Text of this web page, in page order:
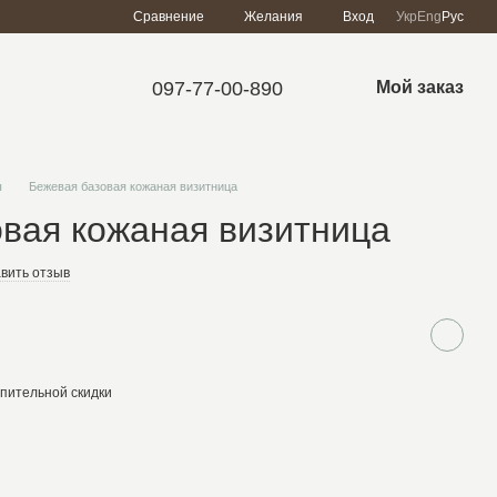
Сравнение Желания Вход Укр Eng Рус
097-77-00-890 Мой заказ
Бежевая базовая кожаная визитница
кожаная визитница
отзыв
скидки